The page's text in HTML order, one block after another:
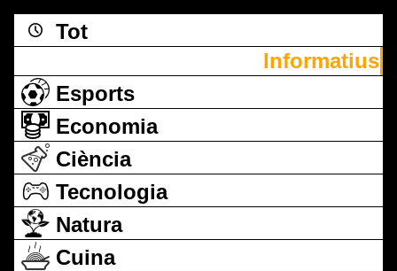
Tot
Informatius
Esports
Economia
Ciència
Tecnologia
Natura
Cuina